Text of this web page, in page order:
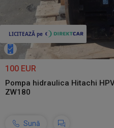
100 EUR
Pompa hidraulica Hitachi
ZW180
Sună